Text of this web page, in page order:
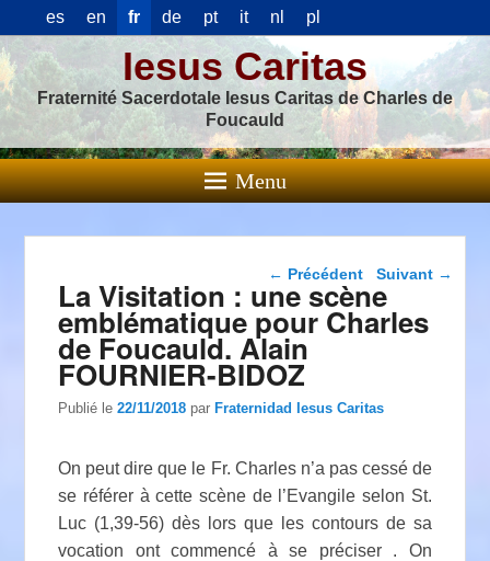
es en fr de pt it nl pl
Iesus Caritas
Fraternité Sacerdotale Iesus Caritas de Charles de
Foucauld
Menu
Navigation dans les
← Précédent Suivant →
La Visitation : une scène
emblématique pour Charles
de Foucauld. Alain
FOURNIER-BIDOZ
Publié le22/11/2018 parFraternidad Iesus Caritas
On peut dire que le Fr. Charles n’a pas cessé de
se référer à cette scène de l’Evangile selon St.
Luc (1,39-56) dès lors que les contours de sa
vocation ont commencé à se préciser . On